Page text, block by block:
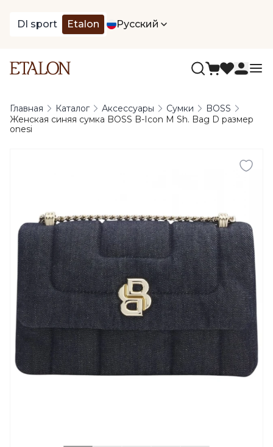
DI sport Etalon Русский
Главная Каталог Аксессуары Сумки
BOSS
Женская синяя сумка BOSS B-Icon M Sh. Bag D размер
onesi